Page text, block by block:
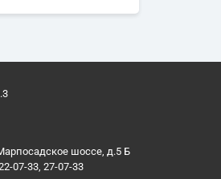
шоссе, д.5 Б
07-33, 27-07-33